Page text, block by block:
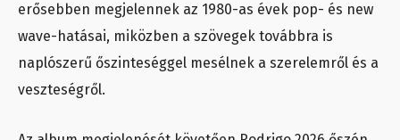
erősebben megjelennek az 1980-as évek pop- és new
wave-hatásai, miközben a szövegek továbbra is
naplószerű őszinteséggel mesélnek a szerelemről és a
veszteségről.